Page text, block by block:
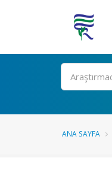
Ara
ANA SAYFA